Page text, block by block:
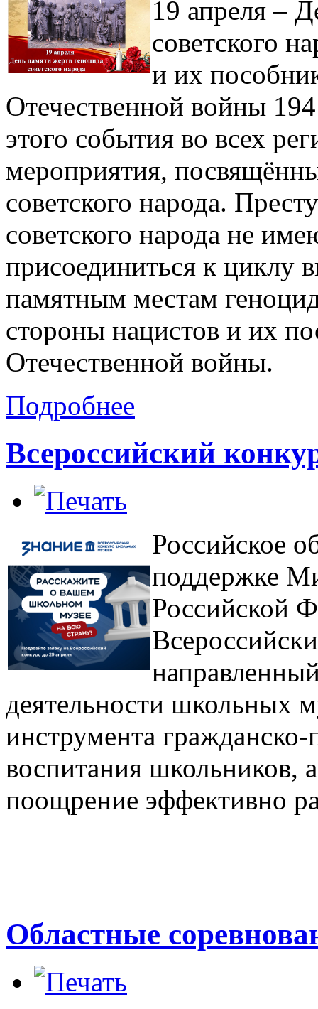
19 апреля –
советского
и их
Отечественной войны
этого события во всех
мероприятия,
советского народа.
советского народа не
присоединиться к циклу
памятным местам
стороны нацистов и их
Отечественной войны.
Подробнее
Всероссийский
Российское
поддержке
Российской
деятельности школьных
инструмента гражданско-
воспитания школьников,
поощрение эффективно
Областные